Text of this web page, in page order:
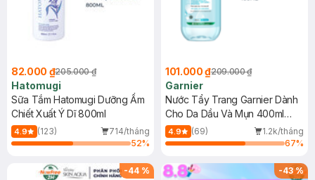
82.000 ₫205.000 ₫
Hatomugi
Sữa Tắm Hatomugi Dưỡng Ẩm
Chiết Xuất Ý Dĩ 800ml
4.9 (123)
714/tháng
52%
101.000 ₫209.000 ₫
Garnier
Nước Tẩy Trang Garnier Dành
Cho Da Dầu Và Mụn 400ml
(Mới)
4.9 (69)
1.2k/tháng
67%
-44 % -43%